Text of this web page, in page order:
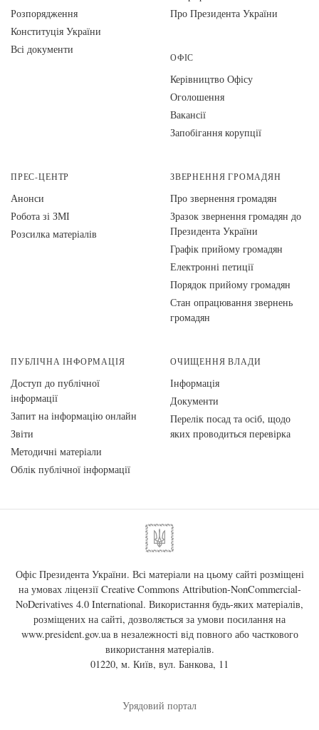
Розпорядження
Конституція України
Всі документи
Про Президента України
ОФІС
Керівництво Офісу
Оголошення
Вакансії
Запобігання корупції
ПРЕС-ЦЕНТР
Анонси
Робота зі ЗМІ
Розсилка матеріалів
ЗВЕРНЕННЯ ГРОМАДЯН
Про звернення громадян
Зразок звернення громадян до
Президента України
Графік прийому громадян
Електронні петиції
Порядок прийому громадян
Стан опрацювання звернень
громадян
ПУБЛІЧНА ІНФОРМАЦІЯ
Доступ до публічної
інформації
Запит на інформацію онлайн
Звіти
Методичні матеріали
Облік публічної інформації
ОЧИЩЕННЯ ВЛАДИ
Інформація
Документи
Перелік посад та осіб, щодо
яких проводиться перевірка
Офіс Президента України. Всі матеріали на цьому сайті розміщені
на умовах ліцензії Creative Commons Attribution-NonCommercial-
NoDerivatives 4.0 International. Використання будь-яких матеріалів,
розміщених на сайті, дозволяється за умови посилання на
www.president.gov.uaв незалежності від повного або часткового
використання матеріалів.
01220, м. Київ, вул. Банкова, 11
Урядовий портал